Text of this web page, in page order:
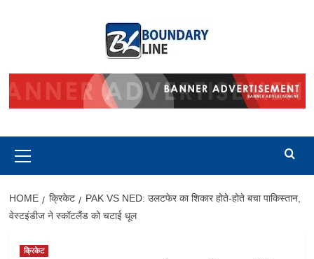
Menu
HOME क्रिकेट
PAK VS NED: उलटफेर का शिकार होते-होते बचा पाकिस्तान,
वेस्टइंडीज ने स्कॉटलैंड को चटाई धूल
क्रिकेट